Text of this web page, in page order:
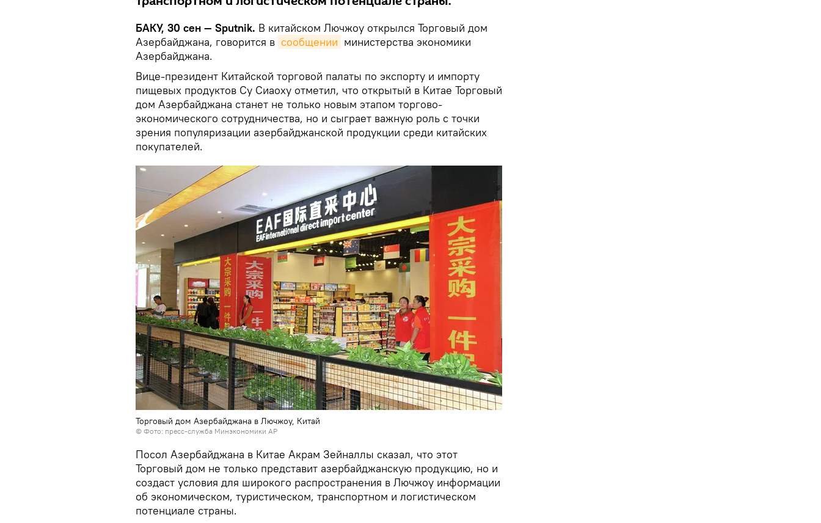
БАКУ, 30 сен — Sputnik. В китайском Лючжоу открылся Торговый дом
Азербайджана, говорится в сообщении министерства экономики
Азербайджана.
Вице-президент Китайской торговой палаты по экспорту и импорту
пищевых продуктов Су Сиаоху отметил, что открытый в Китае Торговый
дом Азербайджана станет не только новым этапом торгово-
экономического сотрудничества, но и сыграет важную роль с точки
зрения популяризации азербайджанской продукции среди китайских
покупателей.
Торговый дом Азербайджана в Лючжоу, Китай
© Фото: пресс-служба Минэкономики АР
Посол Азербайджана в Китае Акрам Зейналлы сказал, что этот
Торговый дом не только представит азербайджанскую продукцию, но и
создаст условия для широкого распространения в Лючжоу информации
об экономическом, туристическом, транспортном и логистическом
потенциале страны.